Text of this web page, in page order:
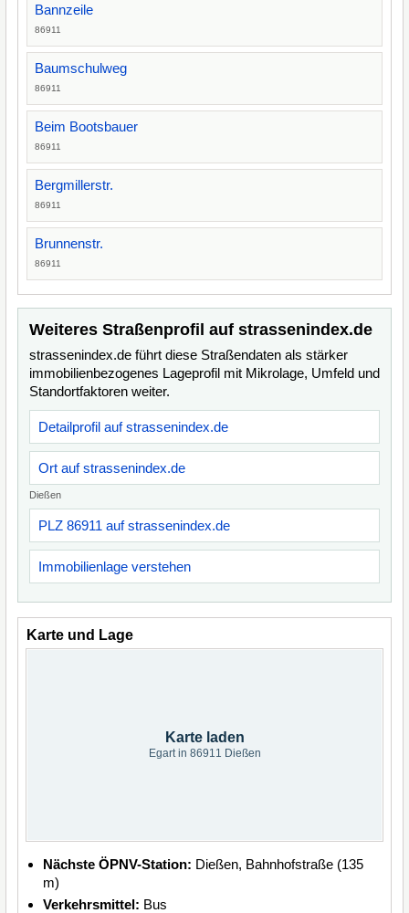
Bannzeile
86911
Baumschulweg
86911
Beim Bootsbauer
86911
Bergmillerstr.
86911
Brunnenstr.
86911
Weiteres Straßenprofil auf strassenindex.de
strassenindex.de führt diese Straßendaten als stärker
immobilienbezogenes Lageprofil mit Mikrolage, Umfeld und
Standortfaktoren weiter.
Detailprofil auf strassenindex.de
Ort auf strassenindex.de
Dießen
PLZ 86911 auf strassenindex.de
Immobilienlage verstehen
Karte und Lage
Karte laden
Egart in 86911 Dießen
Nächste ÖPNV-Station: Dießen, Bahnhofstraße (135
m)
Verkehrsmittel: Bus